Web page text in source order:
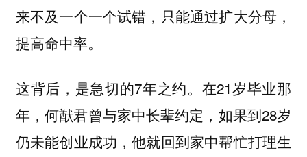
来不及一个一个试错，只能通过扩大分母，
提高命中率。
这背后，是急切的7年之约。在21岁毕业那
年，何猷君曾与家中长辈约定，如果到28岁
仍未能创业成功，他就回到家中帮忙打理生